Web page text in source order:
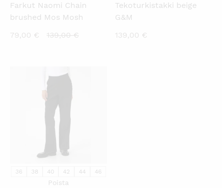
Farkut Naomi Chain
brushed Mos Mosh
79,00 €
Nykyinen
79,00 €.
139,00€Alkuperäinen
Tekoturkistakki beige
G&M
139,00 €
KATSO PIKANÄKYMÄ
36 38 40 42 44 46
Poista